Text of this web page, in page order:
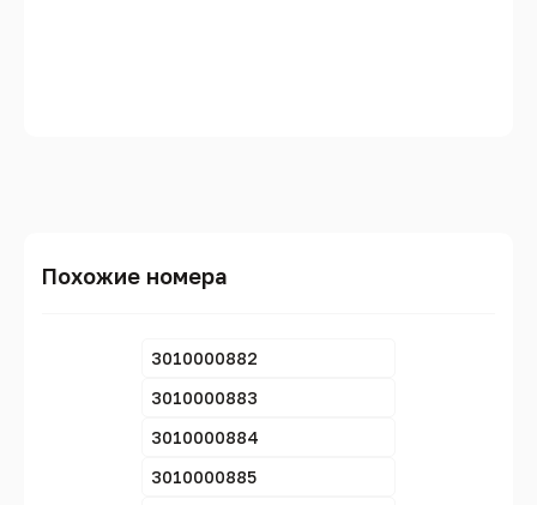
Похожие номера
3010000882
3010000883
3010000884
3010000885